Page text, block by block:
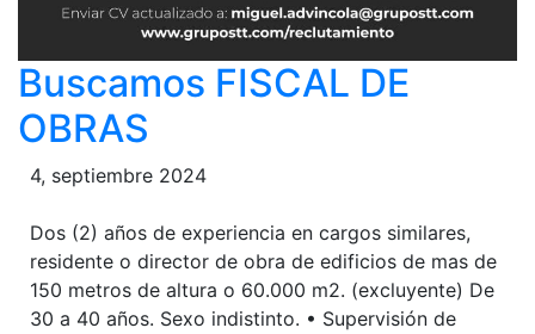
Buscamos FISCAL DE
OBRAS
4, septiembre 2024
Dos (2) años de experiencia en cargos similares,
residente o director de obra de edificios de mas de
150 metros de altura o 60.000 m2. (excluyente) De
30 a 40 años. Sexo indistinto. • Supervisión de